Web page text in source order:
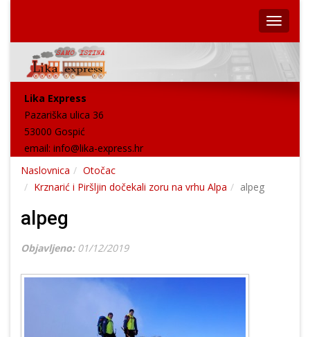
Lika Express
Pazariška ulica 36
53000 Gospić
email: info@lika-express.hr
Naslovnica
Otočac
Krznarić i Piršljin dočekali zoru na vrhu Alpa
alpeg
alpeg
Objavljeno: 01/12/2019